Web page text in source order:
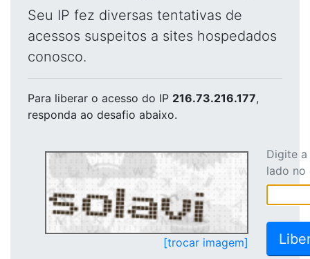
Seu IP fez diversas tentativas de
acessos suspeitos a sites hospedados
conosco.
Para liberar o acesso do IP 216.73.216.177,
responda ao desafio abaixo.
[trocar imagem]
Digite
lado no